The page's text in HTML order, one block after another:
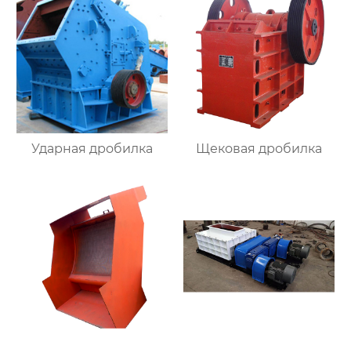
Ударная дробилка Щековая дробилка